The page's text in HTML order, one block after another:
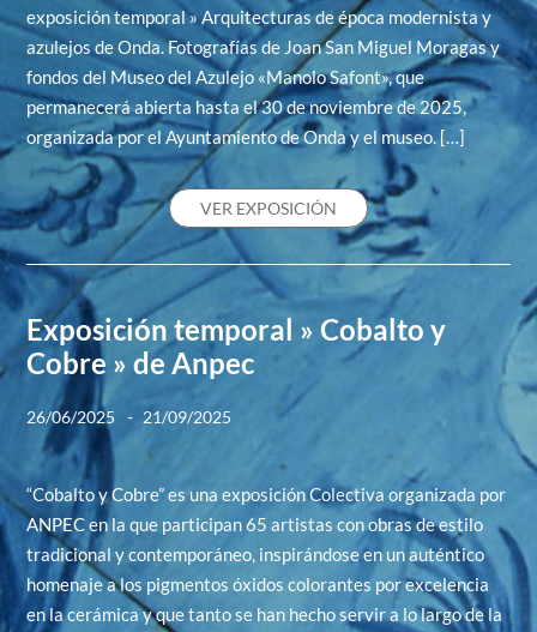
exposición temporal » Arquitecturas de época modernista y
azulejos de Onda. Fotografías de Joan San Miguel Moragas y
fondos del Museo del Azulejo «Manolo Safont», que
permanecerá abierta hasta el 30 de noviembre de 2025,
organizada por el Ayuntamiento de Onda y el museo. […]
VER EXPOSICIÓN
Exposición temporal » Cobalto y
Cobre » de Anpec
26/06/2025 - 21/09/2025
“Cobalto y Cobre” es una exposición Colectiva organizada por
ANPEC en la que participan 65 artistas con obras de estilo
tradicional y contemporáneo, inspirándose en un auténtico
homenaje a los pigmentos óxidos colorantes por excelencia
en la cerámica y que tanto se han hecho servir a lo largo de la